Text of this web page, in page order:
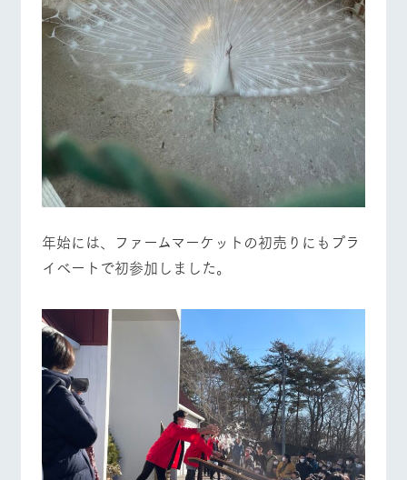
年始には、ファームマーケットの初売りにもプラ
イベートで初参加しました。